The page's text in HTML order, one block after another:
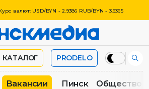
валют: USD/BYN - 2.9386 RUB/BYN - 3.6365
КАТАЛОГ PRODELO
Вакансии Пинск Общество